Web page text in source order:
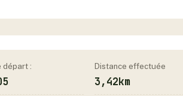
départ : Distance effectuée
3,42km